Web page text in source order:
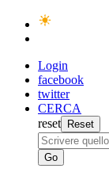
Login
facebook
twitter
CERCA
reset